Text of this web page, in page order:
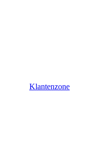
Klantenzone